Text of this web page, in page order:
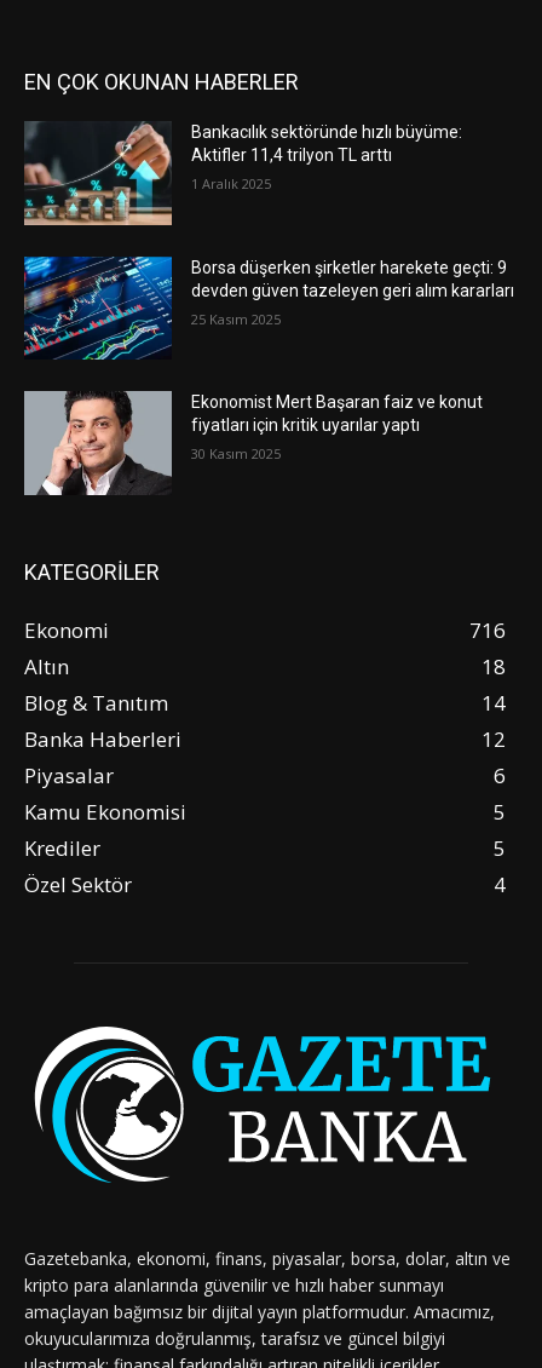
EN ÇOK OKUNAN HABERLER
Bankacılık sektöründe hızlı büyüme:
Aktifler 11,4 trilyon TL arttı
1 Aralık 2025
Borsa düşerken şirketler harekete geçti: 9
devden güven tazeleyen geri alım kararları
25 Kasım 2025
Ekonomist Mert Başaran faiz ve konut
fiyatları için kritik uyarılar yaptı
30 Kasım 2025
KATEGORİLER
Ekonomi
716
Altın
18
Blog & Tanıtım
14
Banka Haberleri
12
Piyasalar
6
Kamu Ekonomisi
5
Krediler
5
Özel Sektör
4
Gazetebanka, ekonomi, finans, piyasalar, borsa, dolar, altın ve
kripto para alanlarında güvenilir ve hızlı haber sunmayı
amaçlayan bağımsız bir dijital yayın platformudur. Amacımız,
okuyucularımıza doğrulanmış, tarafsız ve güncel bilgiyi